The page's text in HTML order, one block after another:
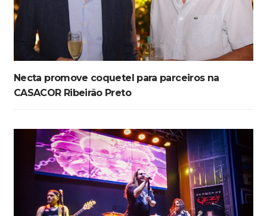
Necta promove coquetel para parceiros na
CASACOR Ribeirão Preto